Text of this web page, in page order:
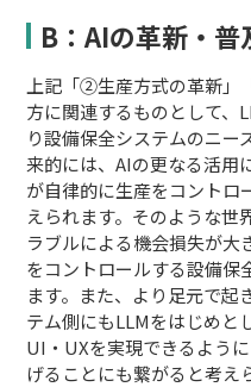
B：AIの革新・普
上記「②生産方式の革新
方に関連するものとして、
り設備保全システムのニー
来的には、AIの更なる活用
が自律的に生産をコントロ
えられます。そのような世
ラブルによる機会損失が大
をコントロールする設備保
ます。また、より足元で起
テム側にもLLMをはじめと
UI・UXを実現できるよう
げることにも繋がると考え